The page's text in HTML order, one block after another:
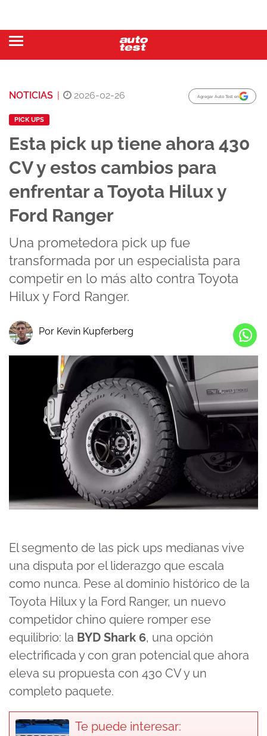
NOTICIAS | 2026-02-26 Agregar Auto Test en
PICK UPS
Esta pick up tiene ahora 430
CV y estos cambios para
enfrentar a Toyota Hilux y
Ford Ranger
Una prometedora pick up fue
transformada por un especialista para
competir en lo más alto contra Toyota
Hilux y Ford Ranger.
Por Kevin Kupferberg
El segmento de las pick ups medianas vive
una disputa por el liderazgo que escala
como nunca. Pese al dominio histórico de la
Toyota Hilux y la Ford Ranger, un nuevo
competidor chino quiere romper ese
equilibrio: la BYD Shark 6, una opción
electrificada y con gran potencial que ahora
eleva su propuesta con 430 CV y un
completo paquete.
Te puede interesar: